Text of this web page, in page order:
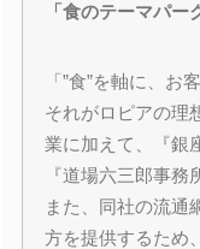
「食のテーマパー
「”食”を軸に、お
それがロピアの理
業に加えて、『銀
『道場六三郎事務
また、同社の流通
方を提供するため